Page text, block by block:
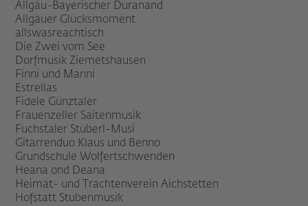
Allgäu-Bayerischer Duranand
Allgäuer Glücksmoment
allswasreachtisch
Die Zwei vom See
Dorfmusik Ziemetshausen
Finni und Manni
Estrellas
Fidele Günztaler
Frauenzeller Saitenmusik
Fuchstaler Stüberl-Musi
Gitarrenduo Klaus und Benno
Grundschule Wolfertschwenden
Heana ond Deana
Heimat- und Trachtenverein Aichstetten
Hofstatt Stubenmusik